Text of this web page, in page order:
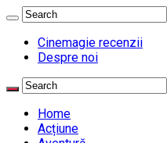
Cinemagie recenzii
Despre noi
Home
Acțiune